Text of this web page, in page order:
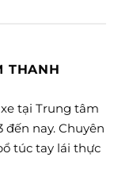
THANH
tại Trung tâm
đến nay. Chuyên
túc tay lái thực